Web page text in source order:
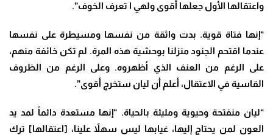
واعتقالها الأول جعلها أقوى ولهي ا تعرف الخوف”.
“إنها فتاة قوية. بدت واثقة من نفسها ومسيطرة على نفسها
عندما اقتحم الجنود منزلنا بوحشية هذه المرة. لم تكن خائفة منهم،
على الرغم من العنف الذي أظهروه. وعلى الرغم من الظروف
القاسية في الاعتقال، أعلم أن ليان ستخرج أقوى”.
“ليان منفتحة وحيوية ومليئة بالحياة. “إنها مستعدة دائماً لمد يد
العون لمن يحتاج إليها، غيابها ليس سهلاً علينا، [اعتقالها] ترك